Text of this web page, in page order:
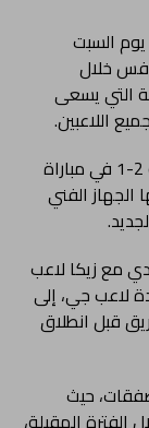
السبت
خلال
التي يسعى
اللاعبين.
وكان الفريق قد حقق الفوز على بايونيرز بنتيجة 2-1 في مباراة
الفني
مع زيكا لاعب
لاعب جي، إلى
قبل انطلاق
حيث
المقبلة،